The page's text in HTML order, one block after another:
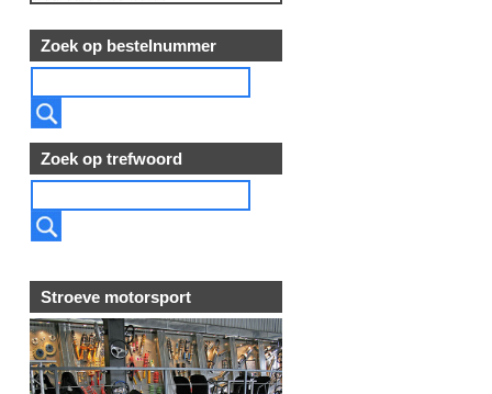
Zoek op bestelnummer
Zoek op trefwoord
Stroeve motorsport